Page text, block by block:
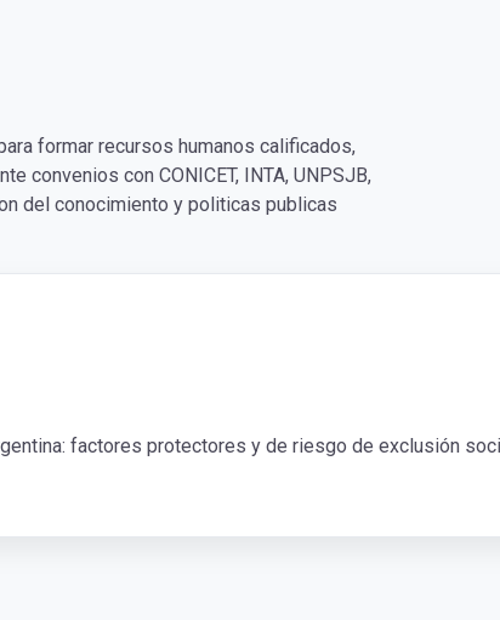
formar recursos humanos calificados,
convenios con CONICET, INTA, UNPSJB,
del conocimiento y politicas publicas
factores protectores y de riesgo de exclusión